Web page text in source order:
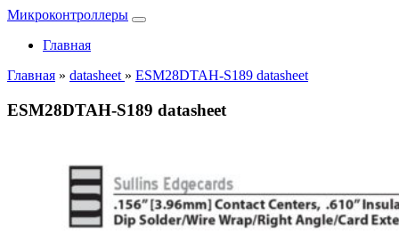
Микроконтроллеры
Главная
Главная » datasheet » ESM28DTAH-S189 datasheet
ESM28DTAH-S189 datasheet